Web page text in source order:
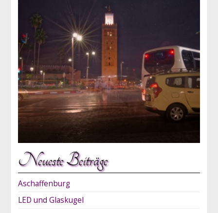
Neueste Beiträge
Aschaffenburg
LED und Glaskugel